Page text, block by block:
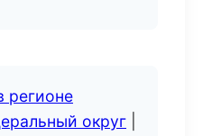
регионе
округ